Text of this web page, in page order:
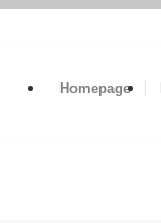
Homepage